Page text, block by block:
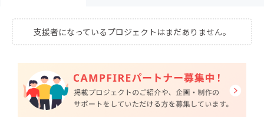
支援者になっているプロジェクトはまだありません。